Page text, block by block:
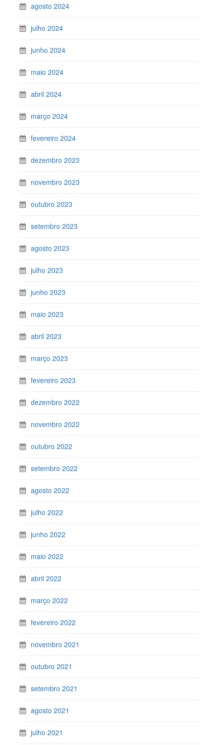
agosto 2024
julho 2024
junho 2024
maio 2024
abril 2024
março 2024
fevereiro 2024
dezembro 2023
novembro 2023
outubro 2023
setembro 2023
agosto 2023
julho 2023
junho 2023
maio 2023
abril 2023
março 2023
fevereiro 2023
dezembro 2022
novembro 2022
outubro 2022
setembro 2022
agosto 2022
julho 2022
junho 2022
maio 2022
abril 2022
março 2022
fevereiro 2022
novembro 2021
outubro 2021
setembro 2021
agosto 2021
julho 2021